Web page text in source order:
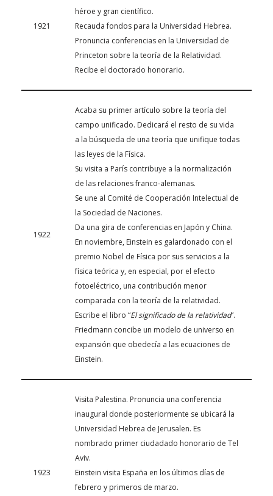
1921
héroe y gran científico.
Recauda fondos para la Universidad Hebrea.
Pronuncia conferencias en la Universidad de
Princeton sobre la teoría de la Relatividad.
Recibe el doctorado honorario.
1922
Acaba su primer artículo sobre la teoría del
campo unificado. Dedicará el resto de su vida
a la búsqueda de una teoría que unifique todas
las leyes de la Física.
Su visita a París contribuye a la normalización
de las relaciones franco-alemanas.
Se une al Comité de Cooperación Intelectual de
la Sociedad de Naciones.
Da una gira de conferencias en Japón y China.
En noviembre, Einstein es galardonado con el
premio Nobel de Física por sus servicios a la
física teórica y, en especial, por el efecto
fotoeléctrico, una contribución menor
comparada con la teoría de la relatividad.
Escribe el libro “El significado de la relatividad”.
Friedmann concibe un modelo de universo en
expansión que obedecía a las ecuaciones de
Einstein.
1923
Visita Palestina. Pronuncia una conferencia
inaugural donde posteriormente se ubicará la
Universidad Hebrea de Jerusalen. Es
nombrado primer ciudadado honorario de Tel
Aviv.
Einstein visita España en los últimos días de
febrero y primeros de marzo.